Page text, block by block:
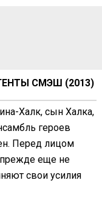
СМЭШ (2013)
Халк, сын Халка,
героев
Перед лицом
прежде еще не
свои усилия